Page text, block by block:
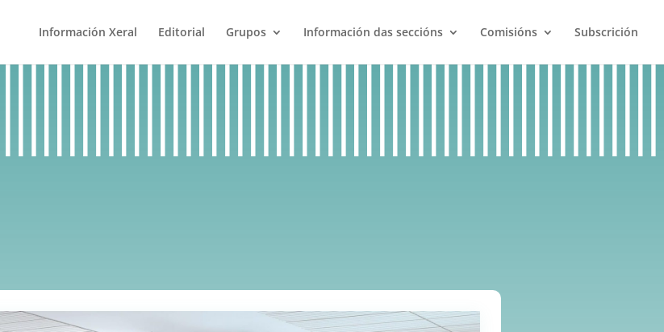
Información Xeral Editorial Grupos Información das seccións Comisións Subscrición